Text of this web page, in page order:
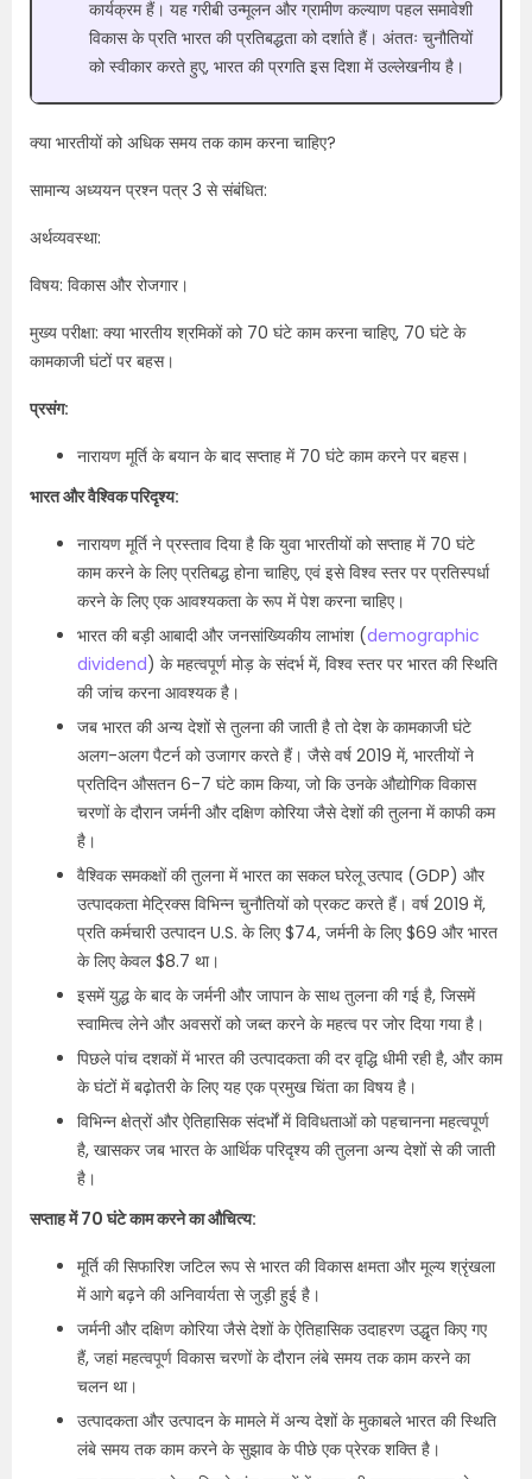
कार्यक्रम हैं। यह गरीबी उन्मूलन और ग्रामीण कल्याण पहल समावेशी
विकास के प्रति भारत की प्रतिबद्धता को दर्शाते हैं। अंततः चुनौतियों
को स्वीकार करते हुए, भारत की प्रगति इस दिशा में उल्लेखनीय है।
क्या भारतीयों को अधिक समय तक काम करना चाहिए?
सामान्य अध्ययन प्रश्न पत्र 3 से संबंधित:
अर्थव्यवस्था:
विषय: विकास और रोजगार।
मुख्य परीक्षा: क्या भारतीय श्रमिकों को 70 घंटे काम करना चाहिए, 70 घंटे के
कामकाजी घंटों पर बहस।
प्रसंग:
नारायण मूर्ति के बयान के बाद सप्ताह में 70 घंटे काम करने पर बहस।
भारत और वैश्विक परिदृश्य:
नारायण मूर्ति ने प्रस्ताव दिया है कि युवा भारतीयों को सप्ताह में 70 घंटे
काम करने के लिए प्रतिबद्ध होना चाहिए, एवं इसे विश्व स्तर पर प्रतिस्पर्धा
करने के लिए एक आवश्यकता के रूप में पेश करना चाहिए।
भारत की बड़ी आबादी और जनसांख्यिकीय लाभांश (demographic
dividend) के महत्वपूर्ण मोड़ के संदर्भ में, विश्व स्तर पर भारत की स्थिति
की जांच करना आवश्यक है।
जब भारत की अन्य देशों से तुलना की जाती है तो देश के कामकाजी घंटे
अलग-अलग पैटर्न को उजागर करते हैं। जैसे वर्ष 2019 में, भारतीयों ने
प्रतिदिन औसतन 6-7 घंटे काम किया, जो कि उनके औद्योगिक विकास
चरणों के दौरान जर्मनी और दक्षिण कोरिया जैसे देशों की तुलना में काफी कम
है।
वैश्विक समकक्षों की तुलना में भारत का सकल घरेलू उत्पाद (GDP) और
उत्पादकता मेट्रिक्स विभिन्न चुनौतियों को प्रकट करते हैं। वर्ष 2019 में,
प्रति कर्मचारी उत्पादन U.S. के लिए $74, जर्मनी के लिए $69 और भारत
के लिए केवल $8.7 था।
इसमें युद्ध के बाद के जर्मनी और जापान के साथ तुलना की गई है, जिसमें
स्वामित्व लेने और अवसरों को जब्त करने के महत्व पर जोर दिया गया है।
पिछले पांच दशकों में भारत की उत्पादकता की दर वृद्धि धीमी रही है, और काम
के घंटों में बढ़ोतरी के लिए यह एक प्रमुख चिंता का विषय है।
विभिन्न क्षेत्रों और ऐतिहासिक संदर्भों में विविधताओं को पहचानना महत्वपूर्ण
है, खासकर जब भारत के आर्थिक परिदृश्य की तुलना अन्य देशों से की जाती
है।
सप्ताह में 70 घंटे काम करने का औचित्य:
मूर्ति की सिफारिश जटिल रूप से भारत की विकास क्षमता और मूल्य श्रृंखला
में आगे बढ़ने की अनिवार्यता से जुड़ी हुई है।
जर्मनी और दक्षिण कोरिया जैसे देशों के ऐतिहासिक उदाहरण उद्धृत किए गए
हैं, जहां महत्वपूर्ण विकास चरणों के दौरान लंबे समय तक काम करने का
चलन था।
उत्पादकता और उत्पादन के मामले में अन्य देशों के मुकाबले भारत की स्थिति
लंबे समय तक काम करने के सुझाव के पीछे एक प्रेरक शक्ति है।